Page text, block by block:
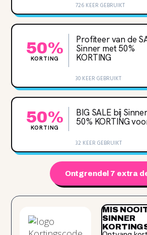
726 KEER GEBRUIKT
50%
KORTING
Profiteer van de
Sinner met 50‌%
KORTING
30 KEER GEBRUIKT
50%
KORTING
BIG SALE bij
50‌% KORTING
32 KEER GEBRUIKT
Ontgrendel 7 extra
MIS
SINNER